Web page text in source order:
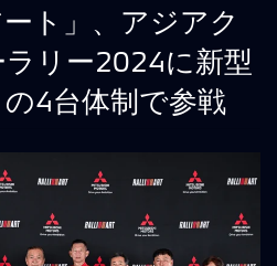
ト」、アジアク
リー2024に新型
の4台体制で参戦